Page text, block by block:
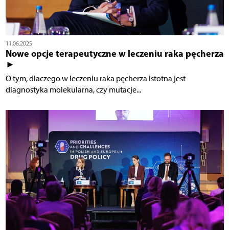
11.06.2025
Nowe opcje terapeutyczne w leczeniu raka pęcherza
►
O tym, dlaczego w leczeniu raka pęcherza istotna jest
diagnostyka molekularna, czy mutacje...